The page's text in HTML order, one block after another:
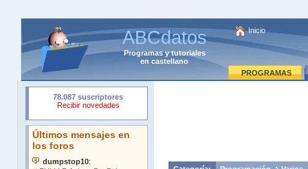
ABCdatos
Programasytutoriales
en castellano
Inicio
PROGRAMAS